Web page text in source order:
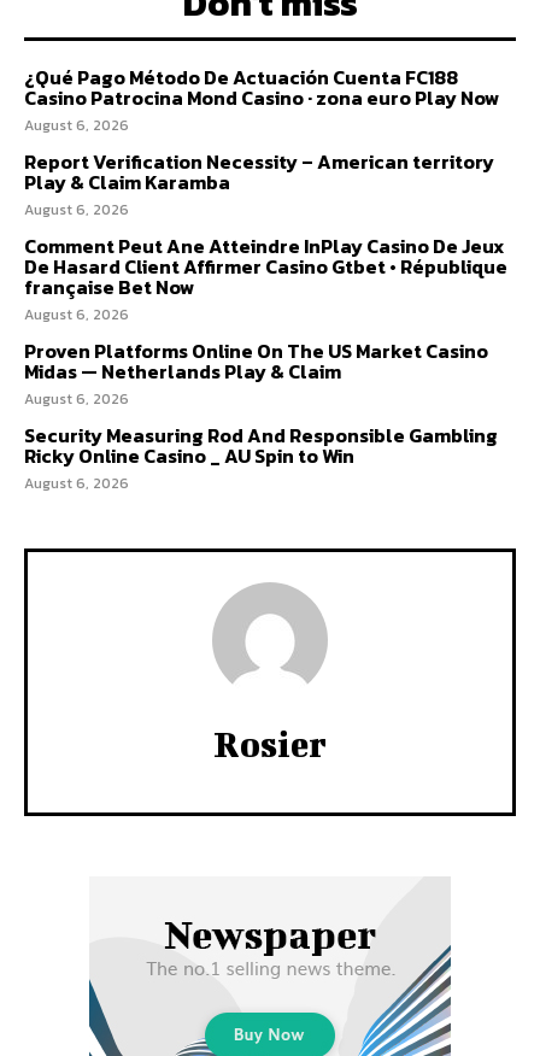
¿Qué Pago Método De Actuación Cuenta FC188
Casino Patrocina Mond Casino · zona euro Play Now
August 6, 2026
Report Verification Necessity – American territory
Play & Claim Karamba
August 6, 2026
Comment Peut Ane Atteindre InPlay Casino De Jeux
De Hasard Client Affirmer Casino Gtbet • République
française Bet Now
August 6, 2026
Proven Platforms Online On The US Market Casino
Midas — Netherlands Play & Claim
August 6, 2026
Security Measuring Rod And Responsible Gambling
Ricky Online Casino _ AU Spin to Win
August 6, 2026
Rosier